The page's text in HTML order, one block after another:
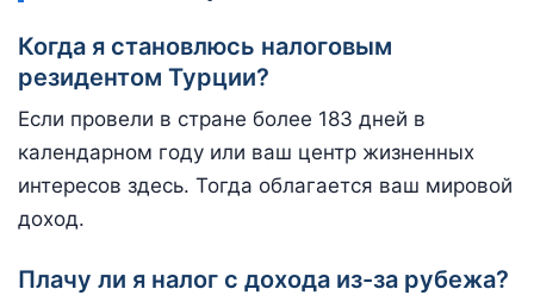
Когда я становлюсь налоговым
резидентом Турции?
Если провели в стране более 183 дней в
календарном году или ваш центр жизненных
интересов здесь. Тогда облагается ваш мировой
доход.
Плачу ли я налог с дохода из-за рубежа?